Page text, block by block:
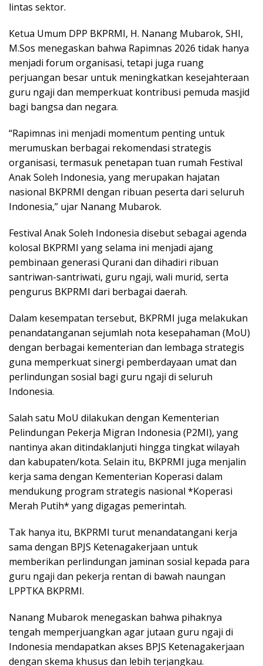
lintas sektor.
Ketua Umum DPP BKPRMI, H. Nanang Mubarok, SHI,
M.Sos menegaskan bahwa Rapimnas 2026 tidak hanya
menjadi forum organisasi, tetapi juga ruang
perjuangan besar untuk meningkatkan kesejahteraan
guru ngaji dan memperkuat kontribusi pemuda masjid
bagi bangsa dan negara.
“Rapimnas ini menjadi momentum penting untuk
merumuskan berbagai rekomendasi strategis
organisasi, termasuk penetapan tuan rumah Festival
Anak Soleh Indonesia, yang merupakan hajatan
nasional BKPRMI dengan ribuan peserta dari seluruh
Indonesia,” ujar Nanang Mubarok.
Festival Anak Soleh Indonesia disebut sebagai agenda
kolosal BKPRMI yang selama ini menjadi ajang
pembinaan generasi Qurani dan dihadiri ribuan
santriwan-santriwati, guru ngaji, wali murid, serta
pengurus BKPRMI dari berbagai daerah.
Dalam kesempatan tersebut, BKPRMI juga melakukan
penandatanganan sejumlah nota kesepahaman (MoU)
dengan berbagai kementerian dan lembaga strategis
guna memperkuat sinergi pemberdayaan umat dan
perlindungan sosial bagi guru ngaji di seluruh
Indonesia.
Salah satu MoU dilakukan dengan Kementerian
Pelindungan Pekerja Migran Indonesia (P2MI), yang
nantinya akan ditindaklanjuti hingga tingkat wilayah
dan kabupaten/kota. Selain itu, BKPRMI juga menjalin
kerja sama dengan Kementerian Koperasi dalam
mendukung program strategis nasional *Koperasi
Merah Putih* yang digagas pemerintah.
Tak hanya itu, BKPRMI turut menandatangani kerja
sama dengan BPJS Ketenagakerjaan untuk
memberikan perlindungan jaminan sosial kepada para
guru ngaji dan pekerja rentan di bawah naungan
LPPTKA BKPRMI.
Nanang Mubarok menegaskan bahwa pihaknya
tengah memperjuangkan agar jutaan guru ngaji di
Indonesia mendapatkan akses BPJS Ketenagakerjaan
dengan skema khusus dan lebih terjangkau.